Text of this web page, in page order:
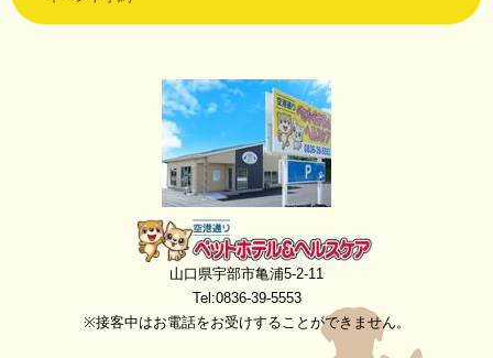
空港通りペットホテル＆ヘルスケア
山口県宇部市亀浦5-2-11
Tel:0836-39-5553
※接客中はお電話をお受けすることができません。